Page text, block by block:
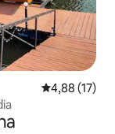
4,88 de uma
4,88 (17)